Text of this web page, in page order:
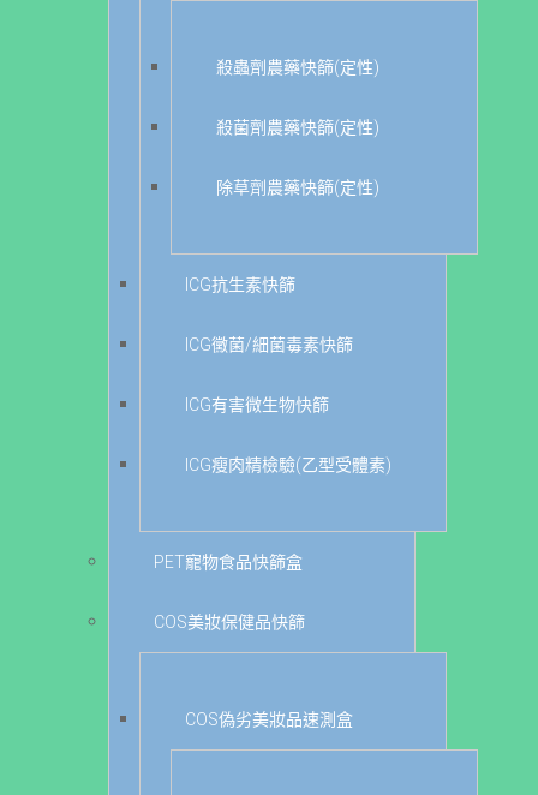
殺蟲劑農藥快篩(定性)
殺菌劑農藥快篩(定性)
除草劑農藥快篩(定性)
ICG抗生素快篩
ICG黴菌/細菌毒素快篩
ICG有害微生物快篩
ICG瘦肉精檢驗(乙型受體素)
PET寵物食品快篩盒
COS美妝保健品快篩
COS偽劣美妝品速測盒